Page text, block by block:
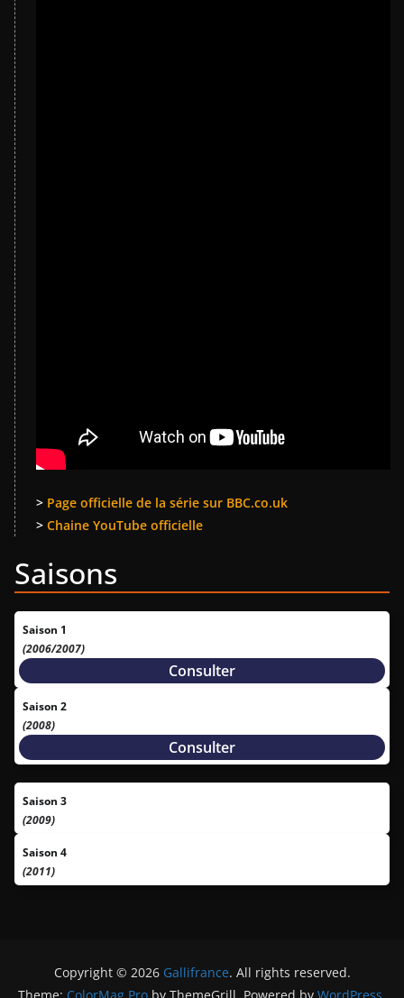
> Page officielle de la série sur BBC.co.uk
> Chaine YouTube officielle
Saisons
Saison 1
(2006/2007)
Consulter
Saison 2
(2008)
Consulter
Saison 3
(2009)
Saison 4
(2011)
Copyright © 2026 Gallifrance. All rights reserved.